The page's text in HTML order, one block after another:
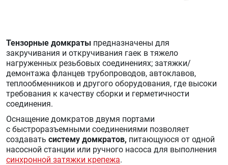
Тензорные домкраты предназначены для
закручивания и откручивания гаек в тяжело
нагруженных резьбовых соединениях; затяжки/
демонтажа фланцев трубопроводов, автоклавов,
теплообменников и другого оборудования, где высоки
требования к качеству сборки и герметичности
соединения.
Оснащение домкратов двумя портами
с быстроразъемными соединениями позволяет
создавать систему домкратов, питающуюся от одной
насосной станции или ручного насоса для выполнения
синхронной затяжки крепежа.